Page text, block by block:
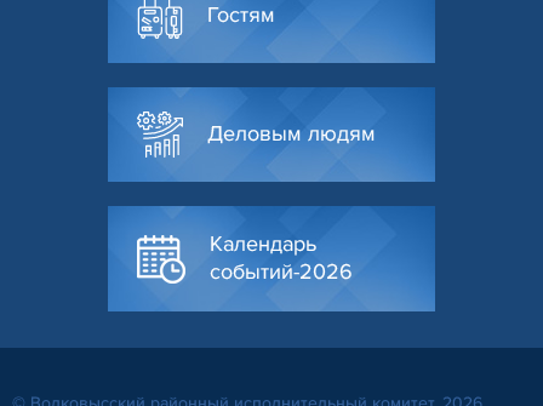
Гостям
Деловым людям
Календарь
событий-2026